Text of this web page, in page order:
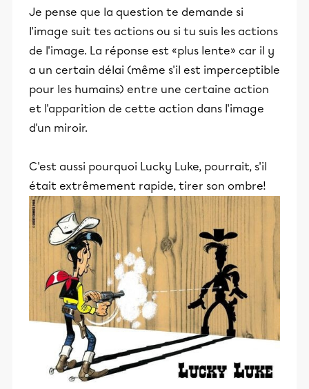
Je pense que la question te demande si
l'image suit tes actions ou si tu suis les actions
de l'image. La réponse est «plus lente» car il y
a un certain délai (même s'il est imperceptible
pour les humains) entre une certaine action
et l'apparition de cette action dans l'image
d'un miroir.
C'est aussi pourquoi Lucky Luke, pourrait, s'il
était extrêmement rapide, tirer son ombre!